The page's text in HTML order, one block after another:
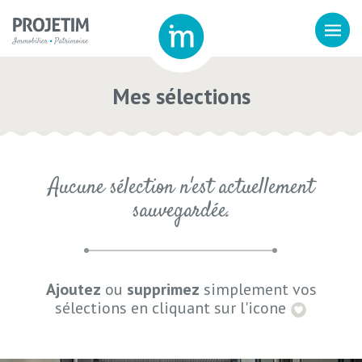
Mes sélections
Aucune sélection n'est actuellement
sauvegardée.
Ajoutez ou supprimez simplement vos
sélections en cliquant sur l'icone